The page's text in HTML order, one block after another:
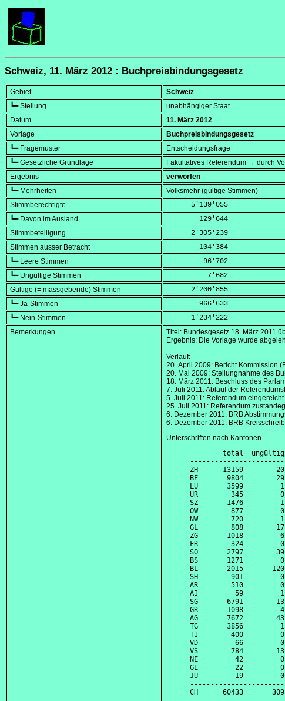
Schweiz, 11. März 2012 : Buchpreisbindungsgesetz
Gebiet
Schweiz
┗━ Stellung
unabhängiger Staat
Datum
11. März 2012
Vorlage
Buchpreisbindungsgesetz
┗━ Fragemuster
Entscheidungsfrage
┗━ Gesetzliche Grundlage
Fakultatives Referendum → durch
Ergebnis
verworfen
┗━ Mehrheiten
Volksmehr (gültige Stimmen)
Stimmberechtigte
      5'139'055
┗━ Davon im Ausland
        129'644
Stimmbeteiligung
      2'305'239
Stimmen ausser Betracht
        104'384
┗━ Leere Stimmen
         96'702
┗━ Ungültige Stimmen
          7'682
Gültige (= massgebende) Stimmen
      2'200'855
┗━ Ja-Stimmen
        966'633
┗━ Nein-Stimmen
      1'234'222
Bemerkungen
Titel: Bundesgesetz 18. März 2011
Ergebnis: Die Vorlage wurde
Verlauf:
20. April 2009: Bericht Kommission
20. Mai 2009: Stellungnahme des
18. März 2011: Beschluss des
7. Juli 2011: Ablauf der
5. Juli 2011: Referendum eingereicht
25. Juli 2011: Referendum
6. Dezember 2011: BRB
6. Dezember 2011: BRB
Unterschriften nach Kantonen
total
ZH      13159
BE       9804
LU       3599
UR        345
SZ       1476
OW        877
NW        720
GL        808
ZG       1018
FR        324
SO       2797
BS       1271
BL       2015
SH        901
AR        510
AI         59
SG       6791
GR       1098
AG       7672
TG       3856
TI        400         0
VD         66
VS        784
NE         42
GE         22
JU         19